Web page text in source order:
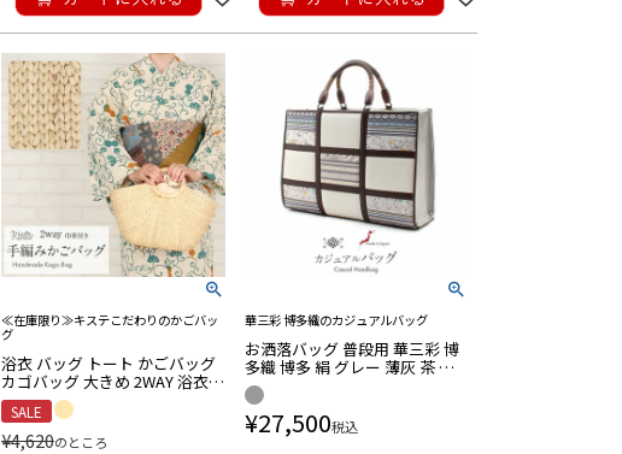
≪在庫限り≫キステこだわりのかごバッ
グ
浴衣 バッグ トート かごバッグ
カゴバッグ 大きめ 2WAY 浴衣
着物 洋服 兼用 浴衣で持つバッ
グ 浴衣でも使える レディース
単品
SALE
¥4,620のところ
華三彩 博多織のカジュアルバッグ
お洒落バッグ 普段用 華三彩 博
多織 博多 絹 グレー 薄灰 茶 献
上柄 日本製 トート 伝統工芸品
カジュアル
¥27,500税込